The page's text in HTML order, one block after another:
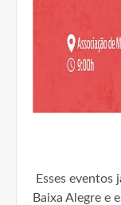
Esses eventos
Baixa Alegre e